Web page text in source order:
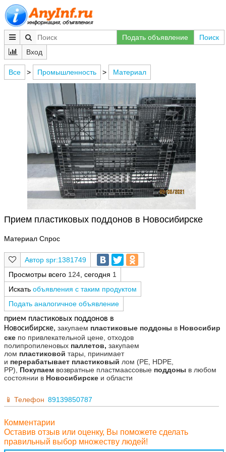
Подать объявление
Поиск
Вход
Все > Промышленность > Материал
Прием пластиковых поддонов в Новосибирске
Материал Спрос
spr:1381749
Просмотры всего 124 , сегодня 1
Искать объявления с таким продуктом
Подать аналогичное объявление
прием пластиковых поддонов в
Новосибирске, закупаем пластиковые поддоны в Новосибир
ске по привлекательной цене, отходов
полипропиленовых паллетов, закупаем
лом пластиковой тары, принимает
и перерабатывает пластиковый лом (PE, HDPE,
PP), Покупаем возвратные пластмаассовые поддоны в любом
состоянии в Новосибирске и области
Телефон 89139850787
Комментарии
Оставив отзыв или оценку, Вы поможете сделать
правильный выбор множеству людей!